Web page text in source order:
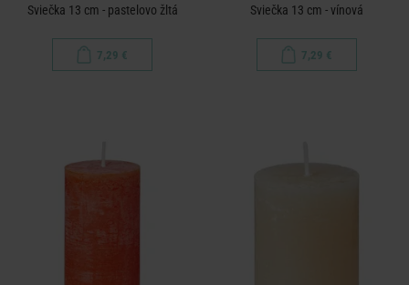
Sviečka 13 cm - pastelovo žltá
7,29 €
Sviečka 13 cm - vínová
7,29 €